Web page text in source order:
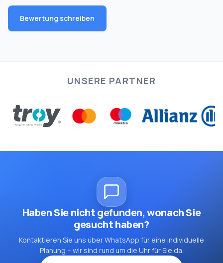
Bewertung schreiben
UNSERE PARTNER
Haben Sie nicht gefunden, wonach Sie
gesucht haben?
Kontaktieren Sie uns über WhatsApp für eine individuelle
Planung – wir sind rund um die Uhr für Sie da.